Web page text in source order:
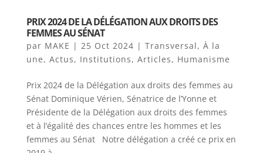
PRIX 2024 DE LA DÉLÉGATION AUX DROITS DES
FEMMES AU SÉNAT
par MAKE | 25 Oct 2024 | Transversal, À la
une, Actus, Institutions, Articles, Humanisme
Prix 2024 de la Délégation aux droits des femmes au
Sénat Dominique Vérien, Sénatrice de l’Yonne et
Présidente de la Délégation aux droits des femmes
et à l’égalité des chances entre les hommes et les
femmes au Sénat Notre délégation a créé ce prix en